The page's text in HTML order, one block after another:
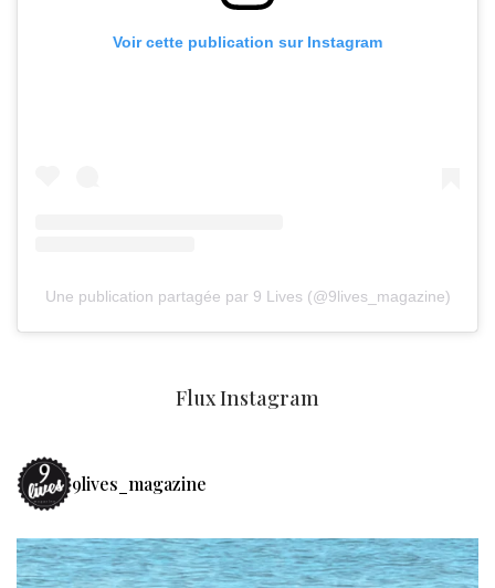
Voir cette publication sur Instagram
Une publication partagée par 9 Lives (@9lives_magazine)
Flux Instagram
9lives_magazine